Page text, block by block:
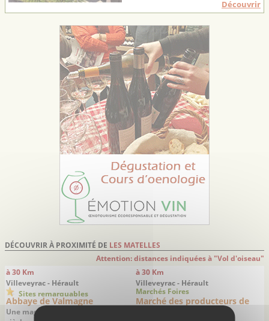
Découvrir
DÉCOUVRIR À PROXIMITÉ DE LES MATELLES
Attention: distances indiquées à "Vol d'oiseau"
à 30 Km
Villeveyrac - Hérault
Sites remarquables
Abbaye de Valmagne
Une magnifique abbaye du 12ème
à 30 Km
Villeveyrac - Hérault
Marchés Foires
Marché des producteurs de